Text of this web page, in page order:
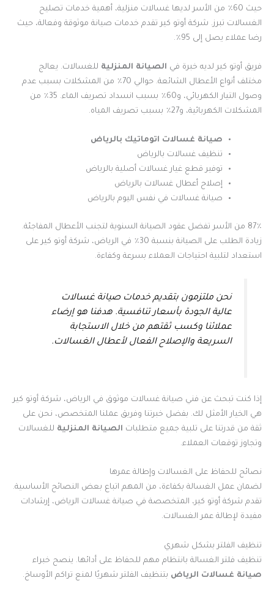
حيث 60٪ من الأسر لديها غسالات منزلية، أهمية خدمات تصليح
الغسالات تبرز. شركة أوتو كير تقدم خدمات صيانة موثوقة وفعالة، حيث
رضا عملاء يصل إلى 95٪.
فريق أوتو كير لديه خبرة في الصيانة المنزلية للغسالات. يعالج
مختلف أنواع الأعطال الشائعة. حوالي 70٪ من المشكلات بسبب عدم
وصول التيار الكهربائي، و60٪ بسبب انسداد تصريف الماء. 35٪ من
المشكلات الكهربائية، و27٪ بسبب تصريف المياه.
صيانة غسالات اتوماتيك بالرياض
تنظيف غسالات بالرياض
توفير قطع غيار غسالات أصلية بالرياض
إصلاح أعطال غسالات بالرياض
صيانة غسالات في نفس اليوم بالرياض
87٪ من الأسر تفضل عقود الصيانة السنوية لتجنب الأعطال المفاجئة.
زيادة الطلب على الصيانة بنسبة 30٪ في الرياض، شركة أوتو كير على
استعداد لتلبية احتياجات العملاء بسرعة وكفاءة.
نحن ملتزمون بتقديم خدمات صيانة غسالات
عالية الجودة بأسعار تنافسية. هدفنا هو إرضاء
عملائنا وكسب ثقتهم من خلال الاستجابة
السريعة والإصلاح الفعال لأعطال الغسالات.
إذا كنت تبحث عن فني صيانة غسالات موثوق في الرياض، شركة أوتو كير
هي الخيار الأمثل لك. بفضل خبرتنا وفريق عملنا المتخصص، نحن على
ثقة من قدرتنا على تلبية جميع متطلبات الصيانة المنزلية للغسالات
وتجاوز توقعات العملاء.
نصائح للحفاظ على الغسالات وإطالة عمرها
لضمان عمل الغسالة بكفاءة، من المهم اتباع بعض النصائح الأساسية.
تقدم شركة أوتو كير، المتخصصة في صيانة غسالات الرياض، إرشادات
مفيدة لإطالة عمر الغسالات.
تنظيف الفلتر بشكل شهري
تنظيف فلتر الغسالة بانتظام مهم للحفاظ على أدائها. ينصح خبراء
صيانة غسالات الرياض بتنظيف الفلتر شهريًا لمنع تراكم الأوساخ.